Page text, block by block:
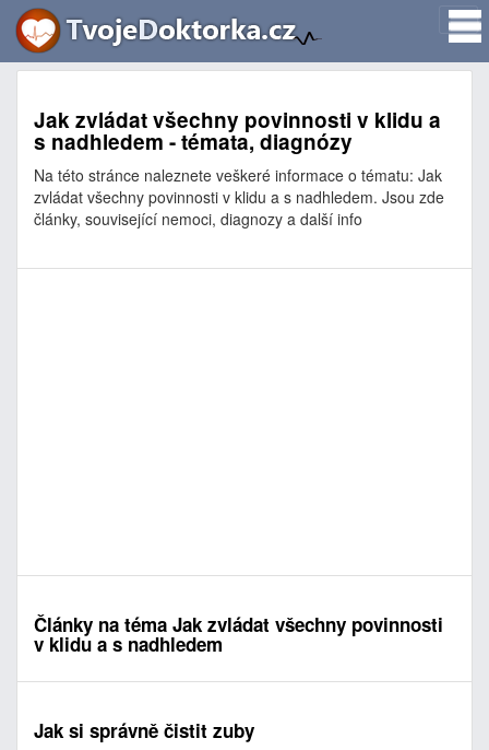
Jak zvládat všechny povinnosti v klidu a
s nadhledem - témata, diagnózy
Na této stránce naleznete veškeré informace o tématu: Jak
zvládat všechny povinnosti v klidu a s nadhledem. Jsou zde
články, související nemoci, diagnozy a další info
Články na téma Jak zvládat všechny povinnosti
v klidu a s nadhledem
Jak si správně čistit zuby